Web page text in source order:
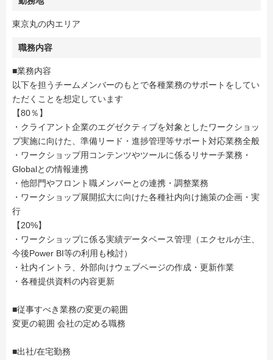
東京丸の内エリア
職務内容
■業務内容
以下を担うチームメンバーのもとで各種業務のサポートをしてい
ただくことを想定しています
【80％】
・クライアント企業のエグゼクティブを対象としたワークショッ
プ実施に向けた、準備リード・進捗管理等サポート対応業務全般
・ワークショップ用コンテンツやツールに係るリサーチ業務・
Globalとの情報連携
・他部門やフロント職メンバーとの連携・調整業務
・ワークショップ展開拡大に向けた各種社内向け施策の企画・実
行
【20%】
・ワークショップに係る実績データベース管理（エクセルが主、
今後Power BI等の利用も検討）
・社内イントラ、外部向けウェブページの作成・更新作業
・各種提供資料の内容更新
■従事すべき業務の変更の範囲
変更の範囲 会社の定める職務
■出社/在宅勤務